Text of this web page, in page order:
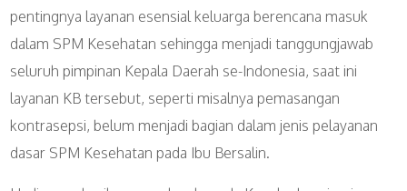
pentingnya layanan esensial keluarga berencana masuk
dalam SPM Kesehatan sehingga menjadi tanggungjawab
seluruh pimpinan Kepala Daerah se-Indonesia, saat ini
layanan KB tersebut, seperti misalnya pemasangan
kontrasepsi, belum menjadi bagian dalam jenis pelayanan
dasar SPM Kesehatan pada Ibu Bersalin.